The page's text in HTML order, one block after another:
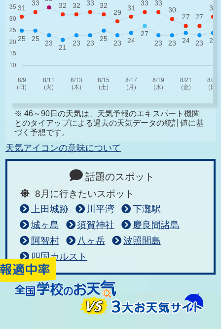
※ 46～90日の天気は、天気予報のエキスパート機関
とのタイアップによる過去の天気データの統計値に基
づく予想です。
天気アイコンの意味について
話題のスポット
8月に行きたいスポット
上田城跡
川平湾
下灘駅
城ヶ島
須賀神社
慶良間諸島
阿智村
八ヶ岳
波照間島
四国カルスト